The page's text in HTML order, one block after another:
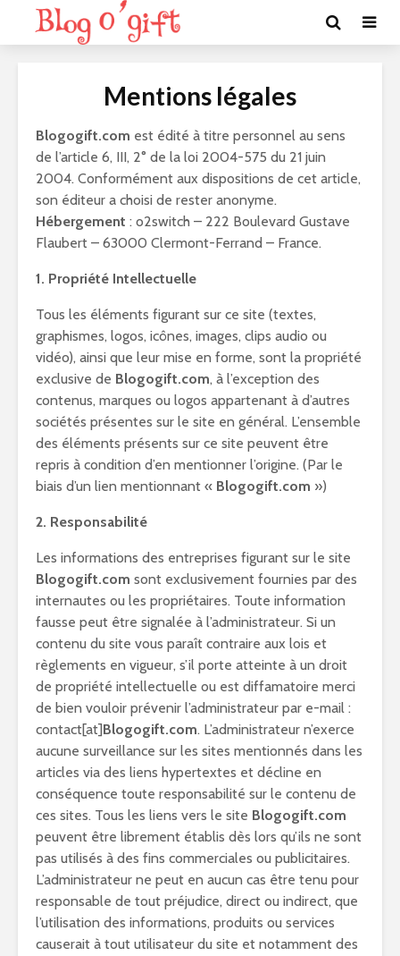
Mentions légales
Blogogift.com est édité à titre personnel au sens
de l’article 6, III, 2° de la loi 2004-575 du 21 juin
2004. Conformément aux dispositions de cet article,
son éditeur a choisi de rester anonyme.
Hébergement : o2switch – 222 Boulevard Gustave
Flaubert – 63000 Clermont-Ferrand – France.
1. Propriété Intellectuelle
Tous les éléments figurant sur ce site (textes,
graphismes, logos, icônes, images, clips audio ou
vidéo), ainsi que leur mise en forme, sont la propriété
exclusive de Blogogift.com, à l’exception des
contenus, marques ou logos appartenant à d’autres
sociétés présentes sur le site en général. L’ensemble
des éléments présents sur ce site peuvent être
repris à condition d’en mentionner l’origine. (Par le
biais d’un lien mentionnant « Blogogift.com »)
2. Responsabilité
Les informations des entreprises figurant sur le site
Blogogift.com sont exclusivement fournies par des
internautes ou les propriétaires. Toute information
fausse peut être signalée à l’administrateur. Si un
contenu du site vous paraît contraire aux lois et
règlements en vigueur, s’il porte atteinte à un droit
de propriété intellectuelle ou est diffamatoire merci
de bien vouloir prévenir l’administrateur par e-mail :
contact[at]Blogogift.com. L’administrateur n’exerce
aucune surveillance sur les sites mentionnés dans les
articles via des liens hypertextes et décline en
conséquence toute responsabilité sur le contenu de
ces sites. Tous les liens vers le site Blogogift.com
peuvent être librement établis dès lors qu’ils ne sont
pas utilisés à des fins commerciales ou publicitaires.
L’administrateur ne peut en aucun cas être tenu pour
responsable de tout préjudice, direct ou indirect, que
l’utilisation des informations, produits ou services
causerait à tout utilisateur du site et notamment des